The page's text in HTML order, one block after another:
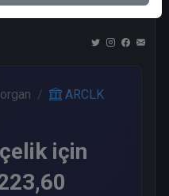
ARCLK
için